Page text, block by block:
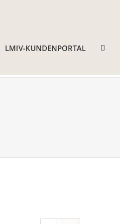
LMIV-KUNDENPORTAL